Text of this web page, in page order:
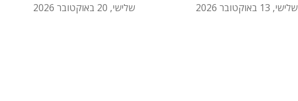
שלישי, 13 באוקטובר 2026 שלישי, 20 באוקטובר 2026